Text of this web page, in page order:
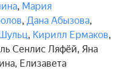
, Мария
, Дана Абызова,
, Кирилл Ермаков,
Сенлис Ляфёй, Яна
, Елизавета